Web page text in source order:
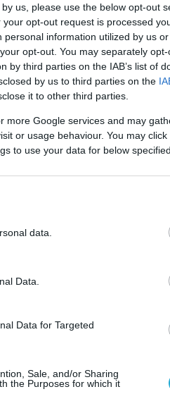
us, please use the below opt-out
opt-out request is processed
information utilized by us
opt-out. You may separately
by third parties on the IAB’s list of
by us to third parties on the
it to other third parties.
more Google services and may
or usage behaviour. You may
to use your data for below
data.
Data.
Data for Targeted
Sale, and/or Sharing
the Purposes for which it
«Θαμνάκιας»,
από ιδιωτική κλινική
θεραπεία.
αφήνοντας
όχημα διαφυγής
στο Πάτημα
τη δολοφονία του,
δολοφονίας του
ήδη
από αυτούς να
Λάλα,
ξενοδοχείο στον